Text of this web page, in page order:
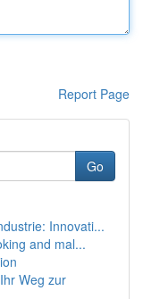
Report Page
Go
Innovati...
and mal...
Weg zur